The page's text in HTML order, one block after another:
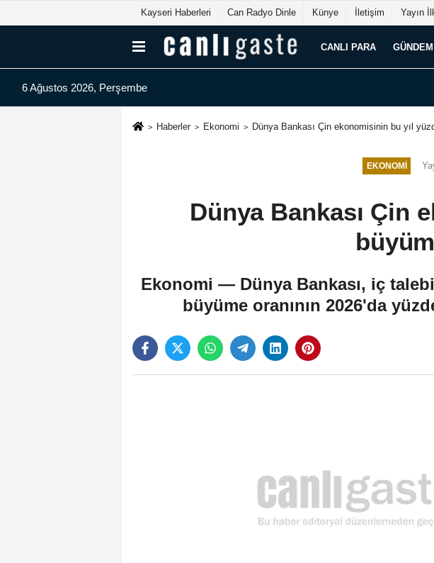
Kayseri Haberleri Can Radyo Dinle Künye İletişim Yayın
CANLI PARA GÜNDEM
6 Ağustos 2026, Perşembe
Haberler Ekonomi Dünya Bankası Çin ekonomisinin bu yıl
EKONOMI
Dünya Bankası Çin
Ekonomi — Dünya Bankası, iç
büyüme oranının 2026'da